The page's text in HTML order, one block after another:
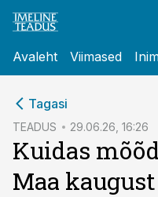
Avaleht Viimased
Tagasi
TEADUS 29.06.26, 16:26
Kuidas
Maa